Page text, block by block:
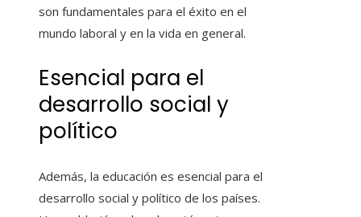
son fundamentales para el éxito en el
mundo laboral y en la vida en general.
Esencial para el
desarrollo social y
político
Además, la educación es esencial para el
desarrollo social y político de los países.